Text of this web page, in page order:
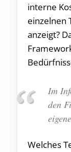
interne
einzelnen
anzeigt?
Im
den
Welches